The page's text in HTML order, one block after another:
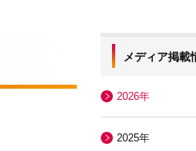
メディア掲載
2026年
2025年